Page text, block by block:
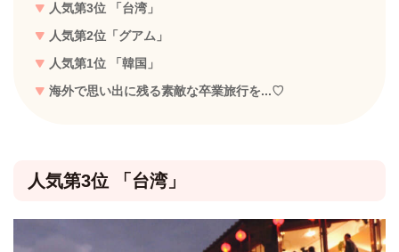
人気第3位 「台湾」
人気第2位「グアム」
人気第1位 「韓国」
海外で思い出に残る素敵な卒業旅行を...♡
人気第3位 「台湾」